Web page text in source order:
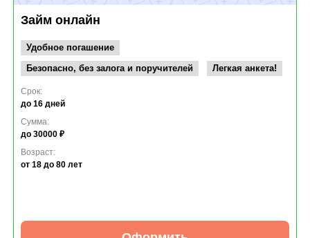
Займ онлайн
Удобное погашение
Безопасно, без залога и поручителей
Легкая анкета!
Срок:
до 16 дней
Сумма:
до 30000 ₽
Возраст:
от 18 до 80 лет